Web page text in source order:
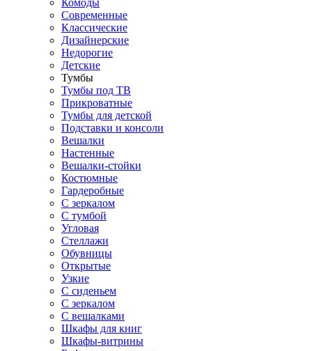
Комоды
Современные
Классические
Дизайнерские
Недорогие
Детские
Тумбы
Тумбы под ТВ
Прикроватные
Тумбы для детской
Подставки и консоли
Вешалки
Настенные
Вешалки-стойки
Костюмные
Гардеробные
С зеркалом
С тумбой
Угловая
Стеллажи
Обувницы
Открытые
Узкие
С сиденьем
С зеркалом
С вешалками
Шкафы для книг
Шкафы-витрины